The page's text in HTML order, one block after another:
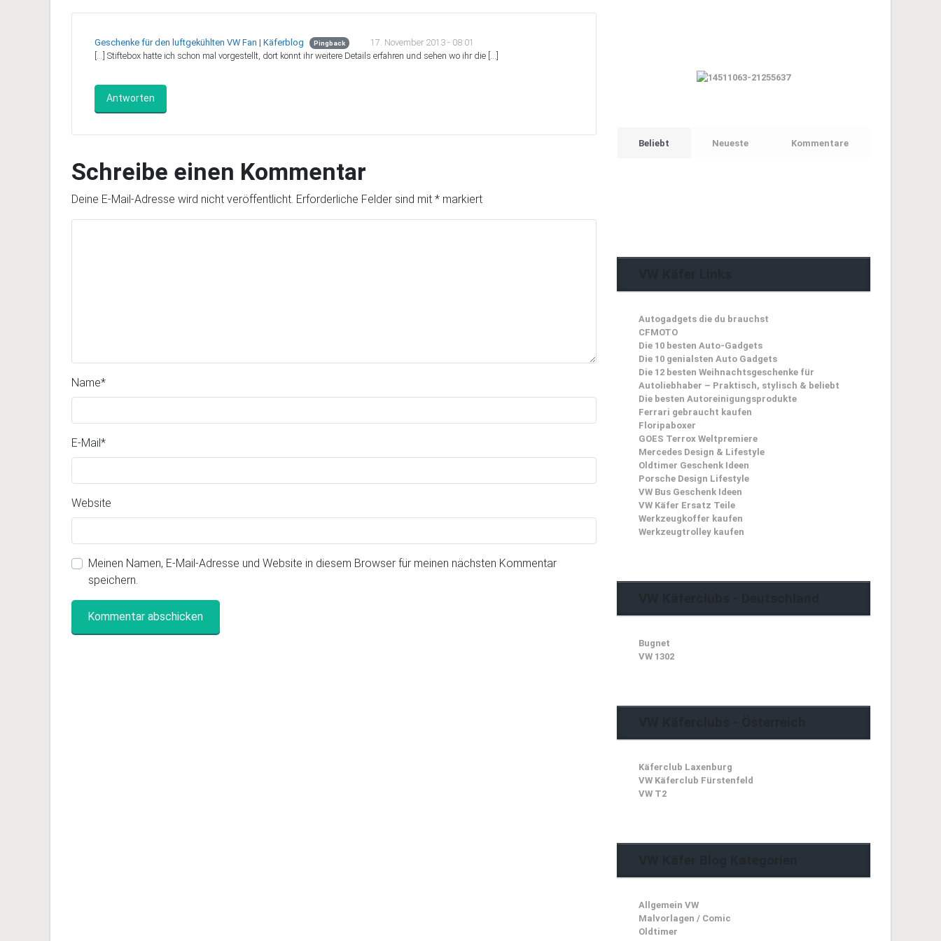
Geschenke für den luftgekühlten VW Fan | Käferblog Pingback
17. November 2013 - 08:01
[…] Stiftebox hatte ich schon mal vorgestellt, dort könnt ihr weitere Details erfahren und sehen wo ihr die […]
Antworten
Schreibe einen Kommentar
Deine E-Mail-Adresse wird nicht veröffentlicht. Erforderliche Felder sind mit * markiert
Name*
E-Mail*
Website
Meinen Namen, E-Mail-Adresse und Website in diesem Browser für meinen nächsten Kommentar
speichern.
Beliebt Neueste Kommentare
Autogadgets die du brauchst
CFMOTO
Die 10 besten Auto-Gadgets
Die 10 genialsten Auto Gadgets
Die 12 besten Weihnachtsgeschenke für
Autoliebhaber – Praktisch, stylisch & beliebt
Die besten Autoreinigungsprodukte
Ferrari gebraucht kaufen
Floripaboxer
GOES Terrox Weltpremiere
Mercedes Design & Lifestyle
Oldtimer Geschenk Ideen
Porsche Design Lifestyle
VW Bus Geschenk Ideen
VW Käfer Ersatz Teile
Werkzeugkoffer kaufen
Werkzeugtrolley kaufen
Bugnet
VW 1302
Käferclub Laxenburg
VW Käferclub Fürstenfeld
VW T2
Allgemein VW
Malvorlagen / Comic
Oldtimer